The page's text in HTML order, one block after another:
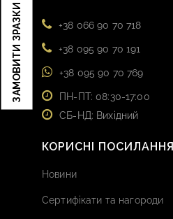
ЗАМОВИТИ ЗРАЗКИ +38 066 90 70 718
+38 095 90 70 191
+38 095 90 70 769
ПН-ПТ: 08:30-17:00
СБ-НД: Вихідний
КОРИСНІ ПОСИЛАННЯ
Новини
Сертифікати та нагороди